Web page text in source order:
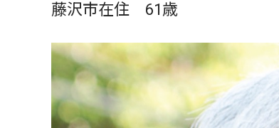
藤沢市在住 61歳